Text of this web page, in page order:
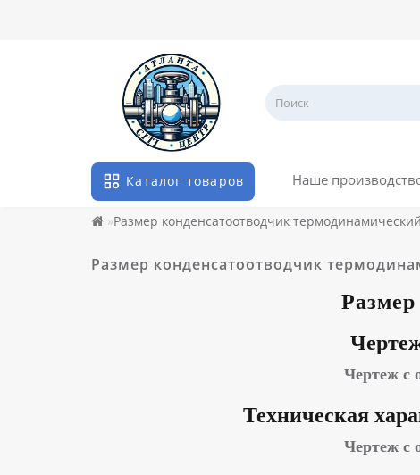
Каталог товаров Наше
Размер конденсатоотводчик термодинамический
Размер конденсатоотводчик
Чертеж с
Техническая
Чертеж с